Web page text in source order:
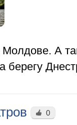
Молдове. А
берегу
0